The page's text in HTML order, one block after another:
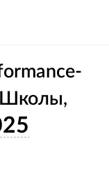
Школы,